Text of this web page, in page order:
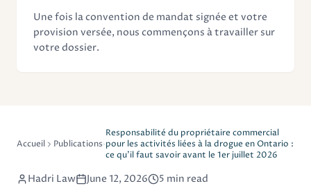
Une fois la convention de mandat signée et votre
provision versée, nous commençons à travailler sur
votre dossier.
Accueil Publications
Responsabilité du propriétaire commercial
pour les activités liées à la drogue en Ontario :
ce qu'il faut savoir avant le 1er juillet 2026
Hadri Law June 12, 2026 5 min read